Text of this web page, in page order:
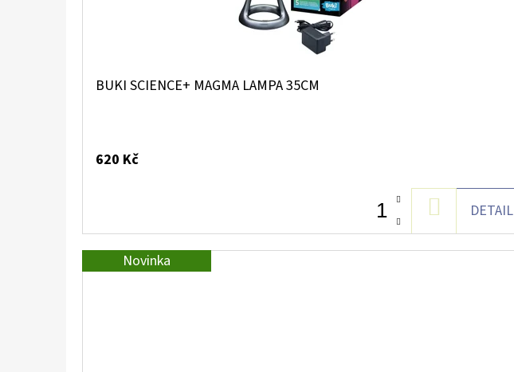
BUKI SCIENCE+ MAGMA LAMPA 35CM
620 Kč
KOŠÍKU
DETAIL
Novinka